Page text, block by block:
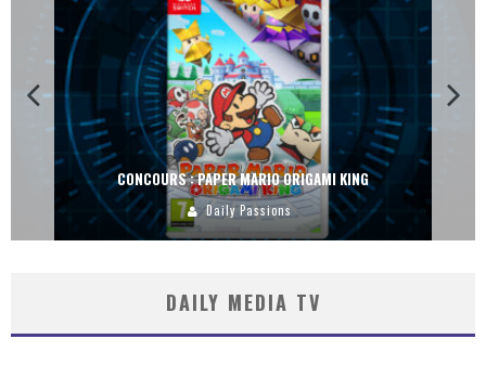
CONCOURS : PAPER MARIO ORIGAMI KING
Daily Passions
DAILY MEDIA TV